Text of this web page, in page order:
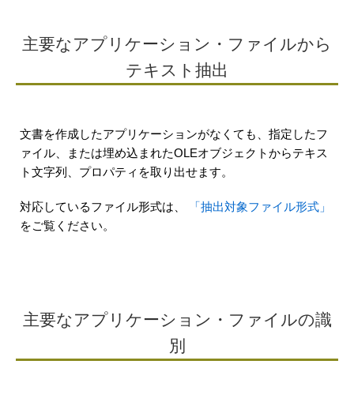
主要なアプリケーション・ファイルから
テキスト抽出
文書を作成したアプリケーションがなくても、指定したフ
ァイル、または埋め込まれたOLEオブジェクトからテキス
ト文字列、プロパティを取り出せます。
対応しているファイル形式は、
「抽出対象ファイル形式」
をご覧ください。
主要なアプリケーション・ファイルの識
別